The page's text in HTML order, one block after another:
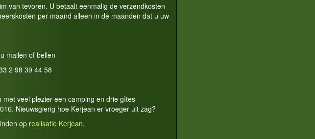
van tevoren. U betaalt eenmalig de verzendkosten
per maand alleen in de maanden dat u uw
mailen of bellen
2 98 39 44 58
veel plezier een camping en drie gîtes
Nieuwsgierig hoe Kerjean er vroeger uit zag?
op realisatie Kerjean.